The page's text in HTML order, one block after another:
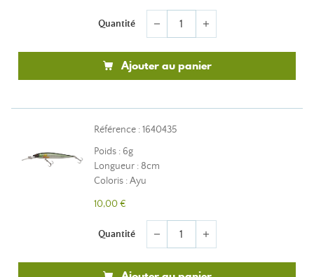
Quantité remove add
Ajouter au panier
Référence : 1640435
Poids : 6g
Longueur : 8cm
Coloris : Ayu
10,00 €
Quantité remove add